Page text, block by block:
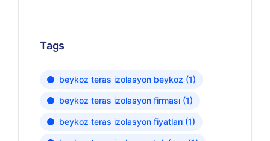
Tags
beykoz teras izolasyon beykoz (1)
beykoz teras izolasyon firması (1)
beykoz teras izolasyon fiyatları (1)